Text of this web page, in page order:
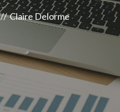
// Claire Delorme